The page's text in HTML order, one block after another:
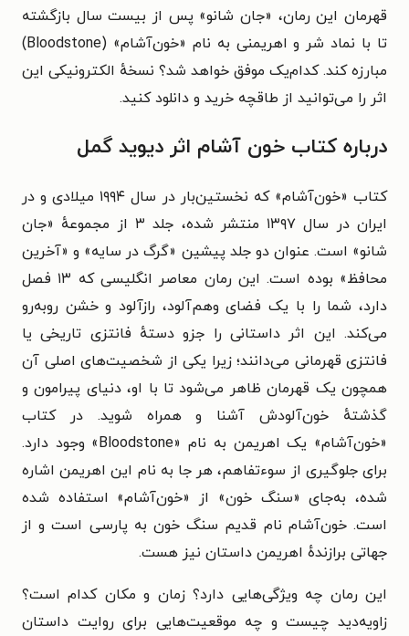
قهرمان این رمان، «جان شانو» پس از بیست سال بازگشته
تا با نماد شر و اهریمنی به نام «خون‌آشام» (Bloodstone
)
مبارزه کند. کدام‌یک موفق خواهد شد؟ نسخهٔ الکترونیکی این
اثر را می‌توانید از طاقچه خرید و دانلود کنید.
درباره کتاب خون آشام اثر دیوید گمل
کتاب «خون‌آشام» که نخستین‌بار در سال ۱۹۹۴ میلادی و در
ایران در سال ۱۳۹۷ منتشر شده، جلد ۳ از مجموعهٔ «جان
شانو» است. عنوان دو جلد پیشین «گرگ در سایه» و «آخرین
محافظ» بوده است. این رمان معاصر انگلیسی که ۱۳ فصل
دارد، شما را با یک فضای وهم‌آلود، رازآلود و خشن روبه‌رو
می‌کند. این اثر داستانی را جزو دستهٔ فانتزی تاریخی یا
فانتزی قهرمانی می‌دانند؛ زیرا یکی از شخصیت‌های اصلی آن
همچون یک قهرمان ظاهر می‌شود تا با او، دنیای پیرامون و
گذشتهٔ خون‌آلودش آشنا و همراه شوید.در کتاب
«خون‌آشام» یک اهریمن به نام «Bloodstone» وجود دارد.
برای جلوگیری از سوءتفاهم، هر جا به نام این اهریمن اشاره
شده، به‌جای «سنگ خون» از «خون‌آشام» استفاده شده
است. خون‌آشام نام قدیم سنگ خون به پارسی است و از
جهاتی برازندهٔ اهریمن داستان نیز هست.
این رمان چه ویژگی‌هایی دارد؟ زمان و مکان کدام است؟
زاویه‌دید چیست و چه موقعیت‌هایی برای روایت داستان